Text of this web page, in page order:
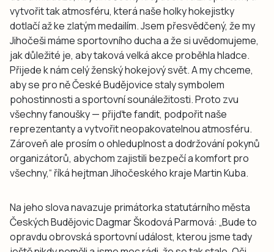
vytvořit tak atmosféru, která naše holky hokejistky
dotlačí až ke zlatým medailím. Jsem přesvědčený, že my
Jihočeši máme sportovního ducha a že si uvědomujeme,
jak důležité je, aby taková velká akce proběhla hladce.
Přijede k nám celý ženský hokejový svět. A my chceme,
aby se pro ně České Budějovice staly symbolem
pohostinnosti a sportovní sounáležitosti. Proto zvu
všechny fanoušky — přijďte fandit, podpořit naše
reprezentanty a vytvořit neopakovatelnou atmosféru.
Zároveň ale prosím o ohleduplnost a dodržování pokynů
organizátorů, abychom zajistili bezpečí a komfort pro
všechny,“ říká hejtman Jihočeského kraje Martin Kuba.
Na jeho slova navazuje primátorka statutárního města
Českých Budějovic Dagmar Škodová Parmová: „Bude to
opravdu obrovská sportovní událost, kterou jsme tady